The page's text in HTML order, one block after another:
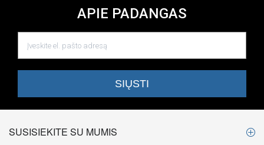
APIE PADANGAS
SUSISIEKITE SU MUMIS